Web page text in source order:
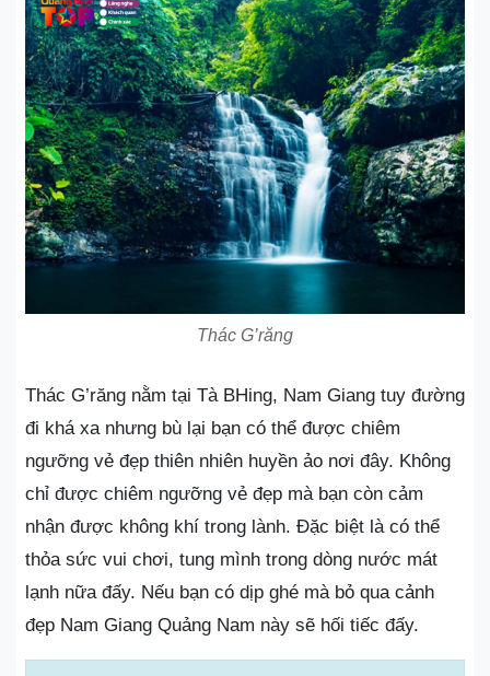
Thác G’răng
Thác G’răng nằm tại Tà BHing, Nam Giang tuy đường
đi khá xa nhưng bù lại bạn có thể được chiêm
ngưỡng vẻ đẹp thiên nhiên huyền ảo nơi đây. Không
chỉ được chiêm ngưỡng vẻ đẹp mà bạn còn cảm
nhận được không khí trong lành. Đặc biệt là có thể
thỏa sức vui chơi, tung mình trong dòng nước mát
lạnh nữa đấy. Nếu bạn có dịp ghé mà bỏ qua cảnh
đẹp Nam Giang Quảng Nam này sẽ hối tiếc đấy.